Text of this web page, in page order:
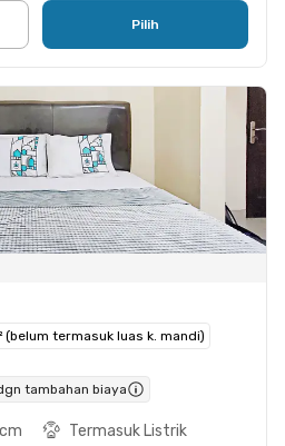
Pilih
(belum termasuk luas k. mandi)
tambahan biaya
Termasuk Listrik